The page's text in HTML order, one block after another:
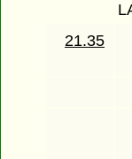
21.35